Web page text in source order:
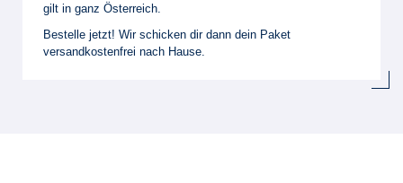
gilt in ganz Österreich.
Bestelle jetzt! Wir schicken dir dann dein Paket
versandkostenfrei nach Hause.